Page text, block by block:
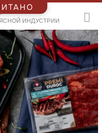
ИНДУСТРИИ